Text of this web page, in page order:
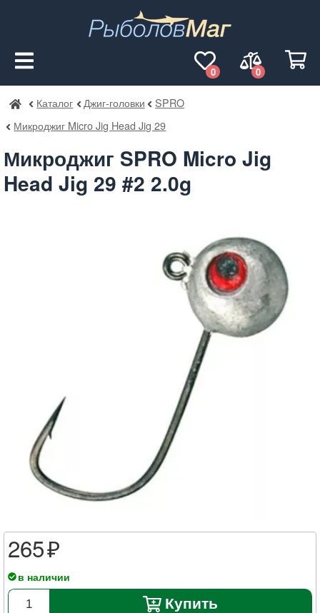
0
0
РыболовМаг
Каталог Джиг-головки
SPRO
Микроджиг Micro Jig Head Jig 29
Микроджиг SPRO Micro Jig
Head Jig 29 #2 2.0g
265
в наличии
Купить